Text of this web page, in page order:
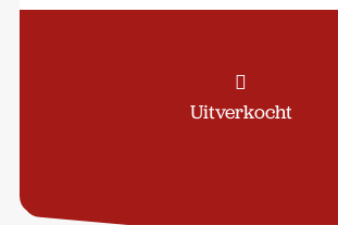
Uitverkocht